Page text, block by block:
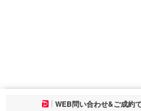
お気に入りに追加しました。
WEB問い合わせ&ご成約